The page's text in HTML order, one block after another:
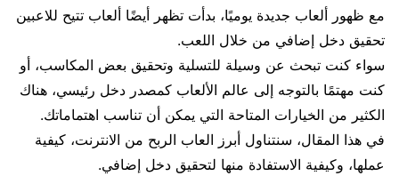
مع ظهور ألعاب جديدة يوميًا، بدأت تظهر أيضًا ألعاب تتيح للاعبين
تحقيق دخل إضافي من خلال اللعب.
سواء كنت تبحث عن وسيلة للتسلية وتحقيق بعض المكاسب، أو
كنت مهتمًا بالتوجه إلى عالم الألعاب كمصدر دخل رئيسي، هناك
الكثير من الخيارات المتاحة التي يمكن أن تناسب اهتماماتك.
في هذا المقال، سنتناول أبرز العاب الربح من الانترنت، كيفية
عملها، وكيفية الاستفادة منها لتحقيق دخل إضافي.